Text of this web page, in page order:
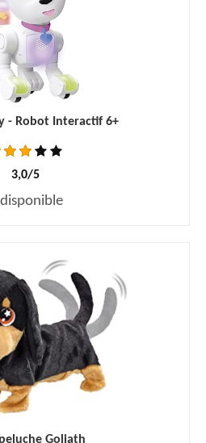
- Robot Interactif 6+
3,0/5
Goliath